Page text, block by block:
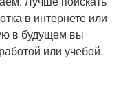
в интернете или
в будущем вы
или учебой.